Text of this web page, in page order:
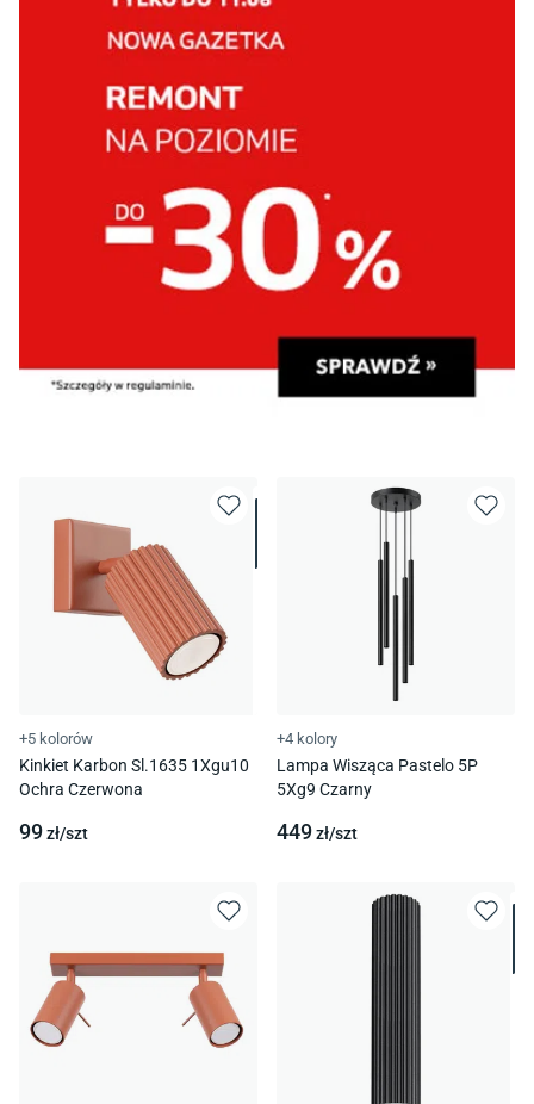
+5 kolorów
Kinkiet Karbon Sl.1635 1Xgu10
Ochra Czerwona
99zł/szt
+4 kolory
Lampa Wisząca Pastelo 5P
5Xg9 Czarny
449zł/szt